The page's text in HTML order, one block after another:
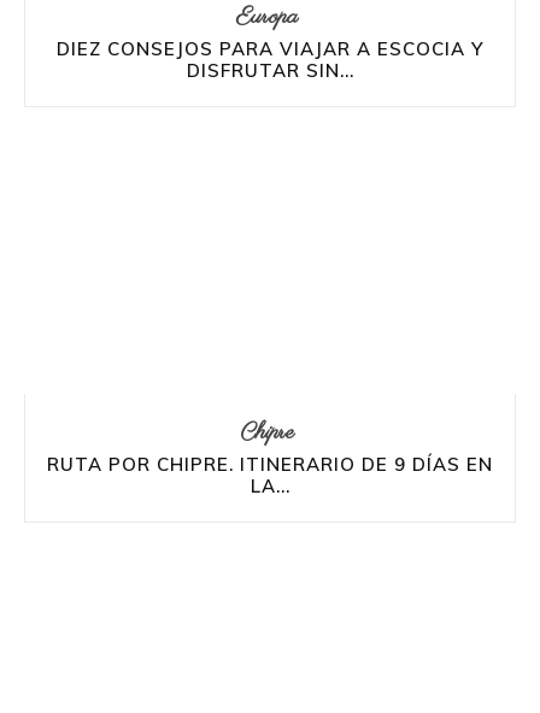
Europa
DIEZ CONSEJOS PARA VIAJAR A ESCOCIA Y
DISFRUTAR SIN...
Chipre
RUTA POR CHIPRE. ITINERARIO DE 9 DÍAS EN
LA...